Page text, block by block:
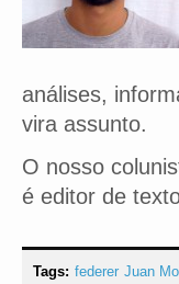
análises,
vira assunto.
O nosso
é editor de
Tags: federer Juan